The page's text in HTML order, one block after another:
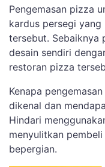
Pengemasan pizza
kardus persegi yang
tersebut. Sebaiknya
desain sendiri
restoran pizza
Kenapa
dikenal dan
Hindari
menyulitkan
bepergian.